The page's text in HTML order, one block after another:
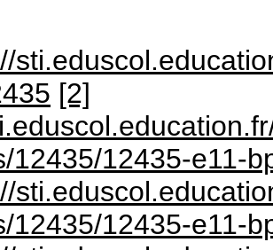
[2]
12435/12435-e11-
12435/12435-e11-